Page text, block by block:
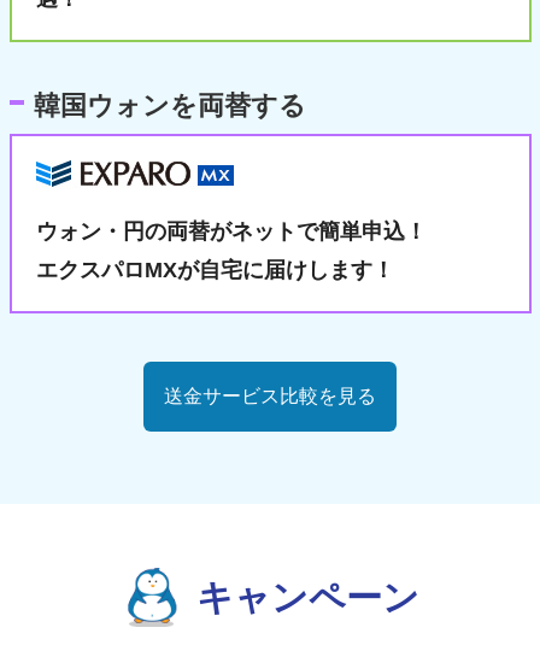
韓国ウォンを両替する
ウォン・円の両替がネットで簡単申込！
エクスパロMXが自宅に届けします！
送金サービス比較を見る
キャンペーン